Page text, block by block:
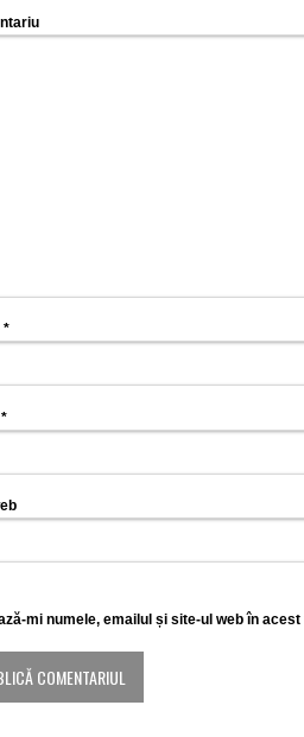
*
*
mi numele, emailul și site-ul web în